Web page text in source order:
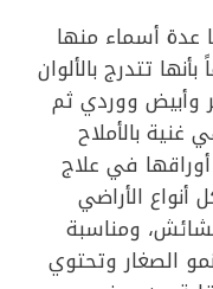
عدة أسماء منها
تتدرج بالألوان
وأبيض ووردي ثم
بالأملاح
في علاج
أنواع الأراضي
ومناسبة
الصغار وتحتوي